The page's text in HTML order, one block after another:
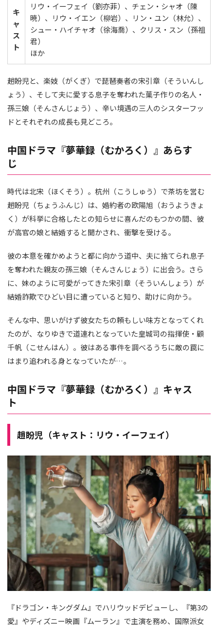
キ
ャ
ス
ト
リウ・イーフェイ（劉亦菲）、チェン・シャオ（陳
暁）、リウ・イエン（柳岩）、リン・ユン（林允）、
シュー・ハイチャオ（徐海喬）、クリス・スン（孫祖
君）
ほか
趙盼児と、楽妓（がくぎ）で琵琶奏者の宋引章（そういんし
ょう）、そして夫に愛する息子を奪われた菓子作りの名人・
孫三娘（そんさんじょう）、辛い境遇の三人のシスターフッ
ドとそれぞれの成長も見どころ。
中国ドラマ『夢華録（むかろく）』あらす
じ
時代は北宋（ほくそう）。杭州（こうしゅう）で茶坊を営む
趙盼児（ちょうふんじ）は、婚約者の欧陽旭（おうようきょ
く）が科挙に合格したとの知らせに喜んだのもつかの間、彼
が高官の娘と結婚すると聞かされ、衝撃を受ける。
彼の本意を確かめようと都に向かう道中、夫に捨てられ息子
を奪われた親友の孫三娘（そんさんじょう）に出会う。さら
に、妹のように可愛がってきた宋引章（そういんしょう）が
結婚詐欺でひどい目に遭っていると知り、助けに向かう。
そんな中、思いがけず彼女たちの頼もしい味方となってくれ
たのが、なりゆきで道連れとなっていた皇城司の指揮使・顧
千帆（こせんはん）。彼はある事件を調べるうちに敵の罠に
はまり追われる身となっていたが…。
中国ドラマ『夢華録（むかろく）』キャス
ト
趙盼児（キャスト：リウ・イーフェイ）
『ドラゴン・キングダム』でハリウッドデビューし、『第3の
愛』やディズニー映画『ムーラン』で主演を務め、国際派女